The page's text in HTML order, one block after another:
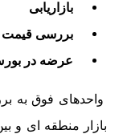
بازاریابی
بررسی قیمت
عرضه در
واحدهای فوق به
بازار منطقه ای و